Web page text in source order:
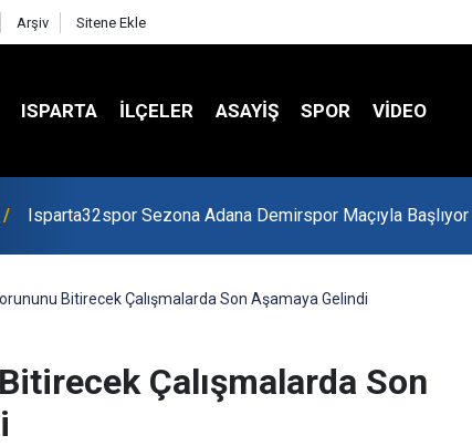
Arşiv Sitene Ekle
ISPARTA İLÇELER ASAYİŞ SPOR VIDEO
Isparta Kredi Batağında
Bitirecek Çalışmalarda Son Aşamaya Gelindi
Çalışmalarda Son